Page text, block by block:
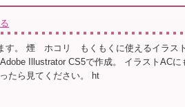
す。 煙 ホコリ もくもくに使えるイラスト
Illustrator CS5で作成。 イラストACに
たら見てください。 ht